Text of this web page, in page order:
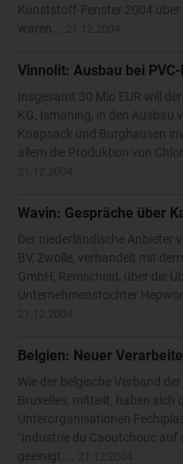
Kunststoff-Fenster 2004
waren...
Vinnolit: Ausbau bei
Insgesamt 30 Mio EUR will
KG, Ismaning, in den Ausbau
Knapsack und Burghausen
allem die Produktion von
Wavin: Gespräche über
Der niederländische Anbieter
BV, Zwolle, verhandelt mit
GmbH, Remscheid, über die
Unternehmenstochter
Belgien: Neuer
Wie der belgische Verband
Bruxelles, mitteilt, haben sich
Unterorganisationen
´Industrie du Caoutchouc auf
geeinigt....